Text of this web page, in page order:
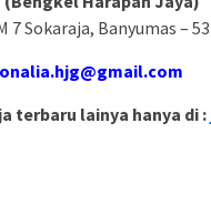
Sokaraja, Banyumas –
terbaru lainya hanya di :